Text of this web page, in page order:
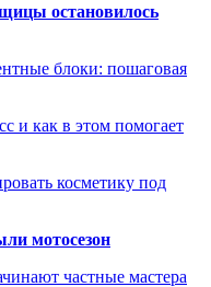
остановилось
блоки: пошаговая
и как в этом помогает
косметику под
мотосезон
частные мастера